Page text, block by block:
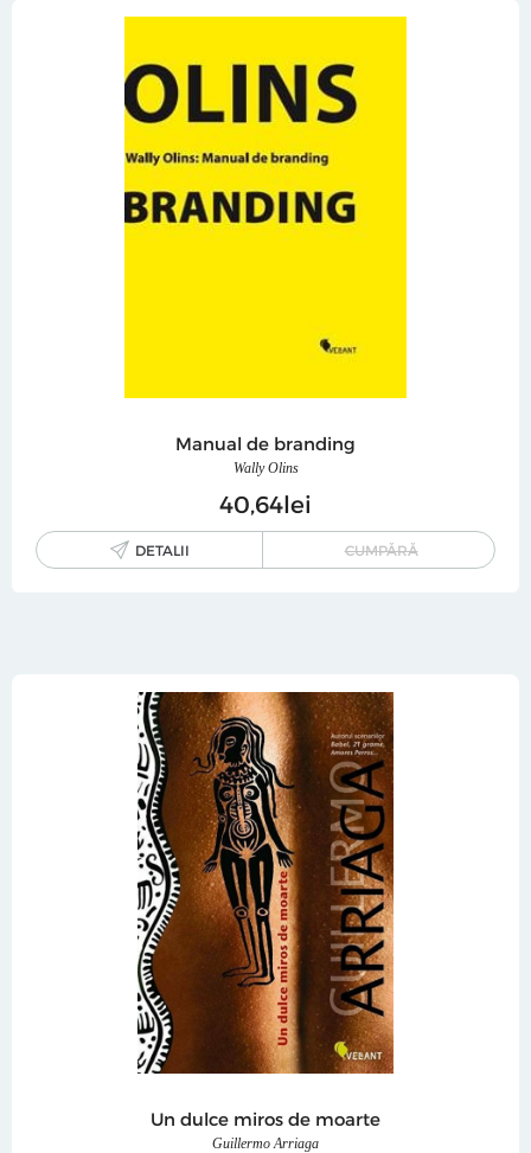
Manual de branding
Wally Olins
40 64lei
DETALII CUMPĂRĂ
Un dulce miros de moarte
Guillermo Arriaga